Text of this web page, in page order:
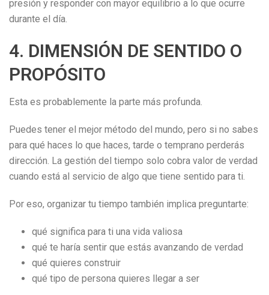
presión y responder con mayor equilibrio a lo que ocurre
durante el día.
4. DIMENSIÓN DE SENTIDO O
PROPÓSITO
Esta es probablemente la parte más profunda.
Puedes tener el mejor método del mundo, pero si no sabes
para qué haces lo que haces, tarde o temprano perderás
dirección. La gestión del tiempo solo cobra valor de verdad
cuando está al servicio de algo que tiene sentido para ti.
Por eso, organizar tu tiempo también implica preguntarte:
qué significa para ti una vida valiosa
qué te haría sentir que estás avanzando de verdad
qué quieres construir
qué tipo de persona quieres llegar a ser